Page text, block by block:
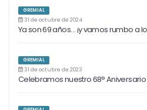
GREMIAL
31 de octubre de 2024
Ya son 69 años… ¡y vamos rumbo a
GREMIAL
31 de octubre de 2023
Celebramos nuestro 68°